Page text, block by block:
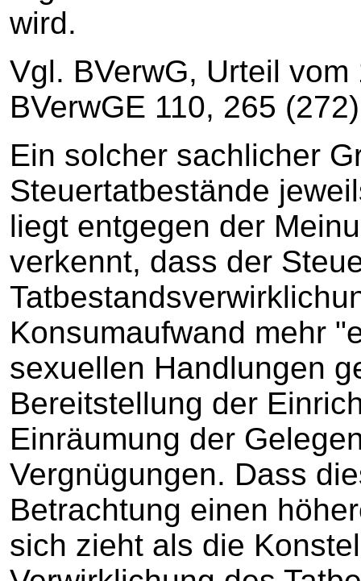
wird.
Vgl. BVerwG, Urteil vom
BVerwGE 110, 265
Ein solcher sachlicher
Steuertatbestände
liegt entgegen der
verkennt, dass der
Konsumaufwand mehr
sexuellen Handlungen
Bereitstellung der
Einräumung der
Vergnügungen. Dass
Betrachtung einen
sich zieht als die